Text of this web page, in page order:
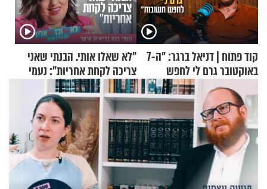
קוד פתוח | דניאל ברגר: "ה-7
באוקטובר גרם לי לחפש
תשובות"
"לא שאלו אותי. הבנתי שאני
צריכה לקחת אחריות": נעמי
בנט בריאיון אישי